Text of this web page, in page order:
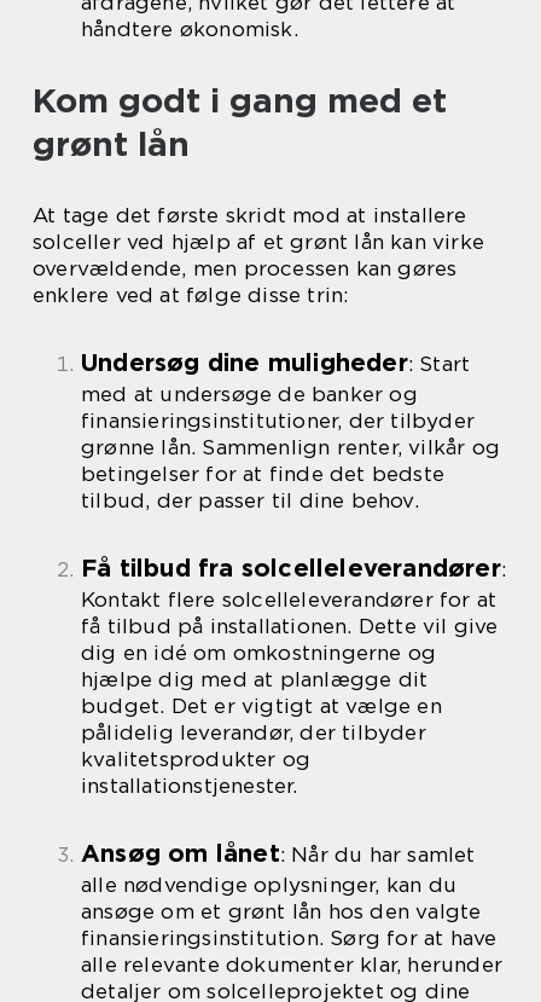
håndtere økonomisk.
Kom godt i gang med et
grønt lån
At tage det første skridt mod at installere
solceller ved hjælp af et grønt lån kan virke
overvældende, men processen kan gøres
enklere ved at følge disse trin:
Undersøg dine muligheder: Start
med at undersøge de banker og
finansieringsinstitutioner, der tilbyder
grønne lån. Sammenlign renter, vilkår og
betingelser for at finde det bedste
tilbud, der passer til dine behov.
Få tilbud fra solcelleleverandører:
Kontakt flere solcelleleverandører for at
få tilbud på installationen. Dette vil give
dig en idé om omkostningerne og
hjælpe dig med at planlægge dit
budget. Det er vigtigt at vælge en
pålidelig leverandør, der tilbyder
kvalitetsprodukter og
installationstjenester.
Ansøg om lånet: Når du har samlet
alle nødvendige oplysninger, kan du
ansøge om et grønt lån hos den valgte
finansieringsinstitution. Sørg for at have
alle relevante dokumenter klar, herunder
detaljer om solcelleprojektet og dine